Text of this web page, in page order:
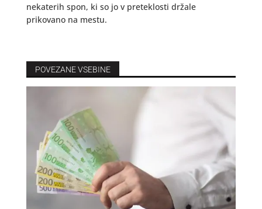
nekaterih spon, ki so jo v preteklosti držale
prikovano na mestu.
POVEZANE VSEBINE